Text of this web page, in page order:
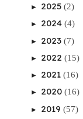
► 2025 (2)
► 2024 (4)
► 2023 (7)
► 2022 (15)
► 2021 (16)
► 2020 (16)
► 2019 (57)